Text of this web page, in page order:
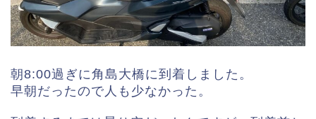
朝8:00過ぎに角島大橋に到着しました。
早朝だったので人も少なかった。